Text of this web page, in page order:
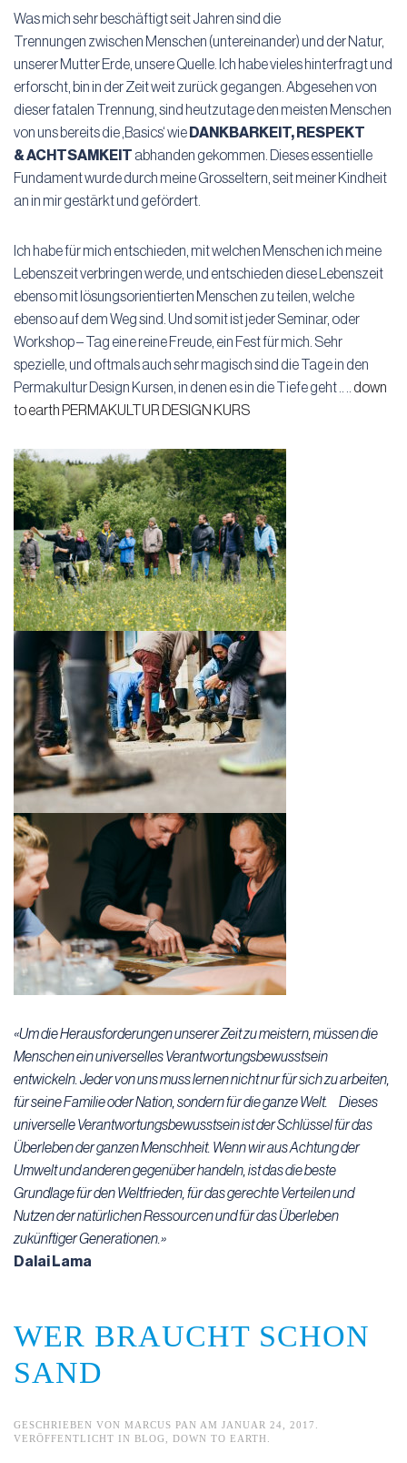
Was mich sehr beschäftigt seit Jahren sind die
Trennungen zwischen Menschen (untereinander) und der Natur,
unserer Mutter Erde, unsere Quelle. Ich habe vieles hinterfragt und
erforscht, bin in der Zeit weit zurück gegangen. Abgesehen von
dieser fatalen Trennung, sind heutzutage den meisten Menschen
von uns bereits die ‚Basics‘ wieDANKBARKEIT, RESPEKT
& ACHTSAMKEIT abhanden gekommen. Dieses essentielle
Fundament wurde durch meine Grosseltern, seit meiner Kindheit
an in mir gestärkt und gefördert.
Ich habe für mich entschieden, mit welchen Menschen ich meine
Lebenszeit verbringen werde, und entschieden diese Lebenszeit
ebenso mit lösungsorientierten Menschen zu teilen, welche
ebenso auf dem Weg sind. Und somit ist jeder Seminar, oder
Workshop – Tag eine reine Freude, ein Fest für mich. Sehr
spezielle, und oftmals auch sehr magisch sind die Tage in den
Permakultur Design Kursen, in denen es in die Tiefe geht .. .. down
to earth PERMAKULTUR DESIGN KURS
«Um die Herausforderungen unserer Zeit zu meistern, müssen die
Menschen ein universelles Verantwortungsbewusstsein
entwickeln. Jeder von uns muss lernen nicht nur für sich zu arbeiten,
für seine Familie oder Nation, sondern für die ganze Welt. Dieses
universelle Verantwortungsbewusstsein ist der Schlüssel für das
Überleben der ganzen Menschheit. Wenn wir aus Achtung der
Umwelt und anderen gegenüber handeln, ist das die beste
Grundlage für den Weltfrieden, für das gerechte Verteilen und
Nutzen der natürlichen Ressourcen und für das Überleben
zukünftiger Generationen.»
Dalai Lama
WER BRAUCHT SCHON
SAND
GESCHRIEBEN VON MARCUS PAN AM JANUAR 24, 2017
VERÖFFENTLICHT IN BLOG DOWN TO EARTH